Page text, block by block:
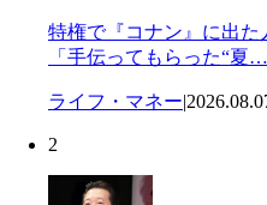
特権で『コナン』に出
「手伝ってもらった“夏…
ライフ・マネー|
2